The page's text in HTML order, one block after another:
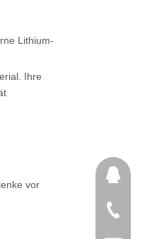
Lithium-
Ihre
vor
+86-